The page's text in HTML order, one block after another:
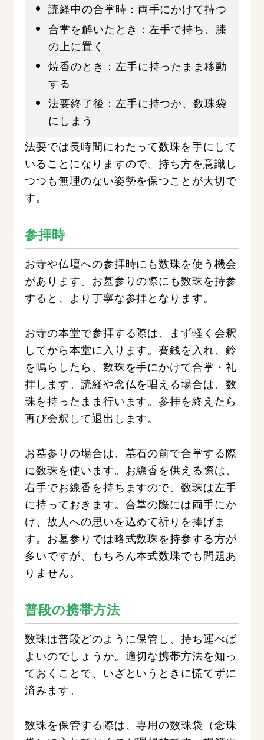
読経中の合掌時：両手にかけて持つ
合掌を解いたとき：左手で持ち、膝
の上に置く
焼香のとき：左手に持ったまま移動
する
法要終了後：左手に持つか、数珠袋
にしまう
法要では長時間にわたって数珠を手にして
いることになりますので、持ち方を意識し
つつも無理のない姿勢を保つことが大切で
す。
参拝時
お寺や仏壇への参拝時にも数珠を使う機会
があります。お墓参りの際にも数珠を持参
すると、より丁寧な参拝となります。
お寺の本堂で参拝する際は、まず軽く会釈
してから本堂に入ります。賽銭を入れ、鈴
を鳴らしたら、数珠を手にかけて合掌・礼
拝します。読経や念仏を唱える場合は、数
珠を持ったまま行います。参拝を終えたら
再び会釈して退出します。
お墓参りの場合は、墓石の前で合掌する際
に数珠を使います。お線香を供える際は、
右手でお線香を持ちますので、数珠は左手
に持っておきます。合掌の際には両手にか
け、故人への思いを込めて祈りを捧げま
す。お墓参りでは略式数珠を持参する方が
多いですが、もちろん本式数珠でも問題あ
りません。
普段の携帯方法
数珠は普段どのように保管し、持ち運べば
よいのでしょうか。適切な携帯方法を知っ
ておくことで、いざというときに慌てずに
済みます。
数珠を保管する際は、専用の数珠袋（念珠